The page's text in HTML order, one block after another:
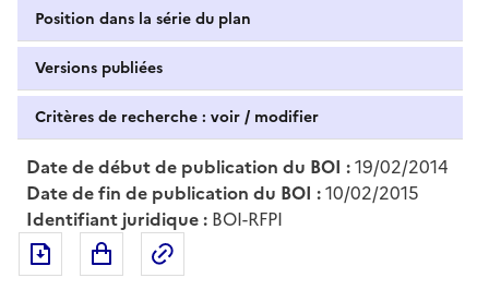
Position dans la série du plan
Versions publiées
Critères de recherche : voir / modifier
Date de début de publication du BOI :19/02/2014
Date de fin de publication du BOI :10/02/2015
Identifiant juridique : BOI-RFPI
Exporter le document au format pdf